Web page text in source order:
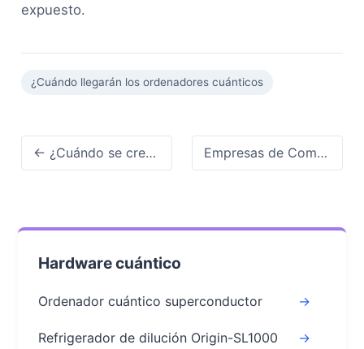
expuesto.
¿Cuándo llegarán los ordenadores cuánticos
← ¿Cuándo se creó el primer ordenador cuántico y quién lo hizo? Empresas de Computación Cuántica: Guía Completa en 2026 →
Hardware cuántico
Ordenador cuántico superconductor ->
Refrigerador de dilución Origin-SL1000 ->